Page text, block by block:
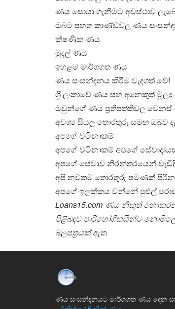
ණය සොයා ගැනීමට අවස්ථාව
ඔබට පහත කාණ්ඩවල ණය
ක්ෂණික ණය
මුදල් ණය
ඉහළම මාර්ගගත ණය
ණය සංසන්දනය කිරීම වැදගත් වේ!
ශ්‍රී ලංකාවේ ණය සහ අනෙකුත්
ඔවුන්ගේ ණය ප්‍රතිපත්තිවල වෙනස්
අවශ්‍ය සියලු තොරතුරු සමඟ ඔබව
අපගේ වටිනාකම්
අපගේ වටිනාකම් අපගේ
අපගේ සේවාව නිරන්තරයෙන්
අපි නවතම තොරතුරු පමණක්
අපගේ ඉලක්කය වන්නේ පුළුල්
Loans15.com ණය නිකුත්
පිළිබඳව පාරිභෝගිකයින්ට
බලපත්‍රයක් ඇත.
ණය සංසන්දනයට මාර්ගගත ණය දෙන